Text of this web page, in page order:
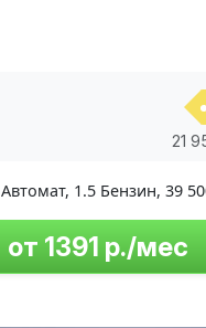
21
Автомат, 1.5 Бензин, 39
от 1391 р./мес